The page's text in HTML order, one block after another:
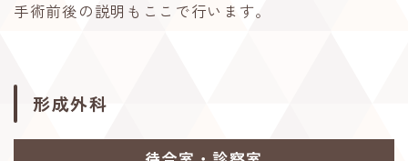
手術前後の説明もここで行います。
形成外科